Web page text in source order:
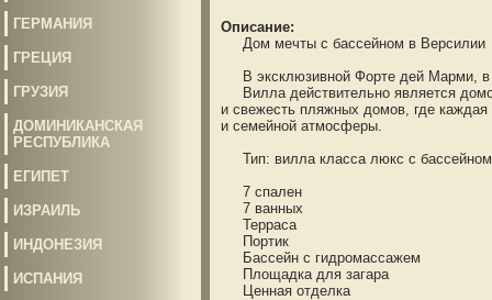
ГЕРМАНИЯ
ГРЕЦИЯ
ГРУЗИЯ
ДОМИНИКАНСКАЯ
РЕСПУБЛИКА
ЕГИПЕТ
ИЗРАИЛЬ
ИНДОНЕЗИЯ
ИСПАНИЯ
Описание:
Дом мечты с бассейном в Версилии
В эксклюзивной Форте дей Марми, в
Вилла действительно является
и свежесть пляжных домов, где каждая
и семейной атмосферы.
Тип: вилла класса люкс с бассейном
7 спален
7 ванных
Терраса
Портик
Бассейн с гидромассажем
Площадка для загара
Ценная отделка